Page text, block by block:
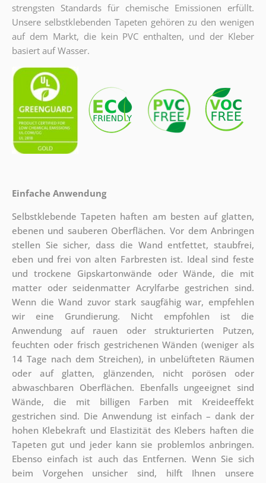
strengsten Standards für chemische Emissionen erfüllt.
Unsere selbstklebenden Tapeten gehören zu den wenigen
auf dem Markt, die kein PVC enthalten, und der Kleber
basiert auf Wasser.
Einfache Anwendung
Selbstklebende Tapeten haften am besten auf glatten,
ebenen und sauberen Oberflächen. Vor dem Anbringen
stellen Sie sicher, dass die Wand entfettet, staubfrei,
eben und frei von alten Farbresten ist. Ideal sind feste
und trockene Gipskartonwände oder Wände, die mit
matter oder seidenmatter Acrylfarbe gestrichen sind.
Wenn die Wand zuvor stark saugfähig war, empfehlen
wir eine Grundierung. Nicht empfohlen ist die
Anwendung auf rauen oder strukturierten Putzen,
feuchten oder frisch gestrichenen Wänden (weniger als
14 Tage nach dem Streichen), in unbelüfteten Räumen
oder auf glatten, glänzenden, nicht porösen oder
abwaschbaren Oberflächen. Ebenfalls ungeeignet sind
Wände, die mit billigen Farben mit Kreideeffekt
gestrichen sind. Die Anwendung ist einfach – dank der
hohen Klebekraft und Elastizität des Klebers haften die
Tapeten gut und jeder kann sie problemlos anbringen.
Ebenso einfach ist auch das Entfernen. Wenn Sie sich
beim Vorgehen unsicher sind, hilft Ihnen unsere